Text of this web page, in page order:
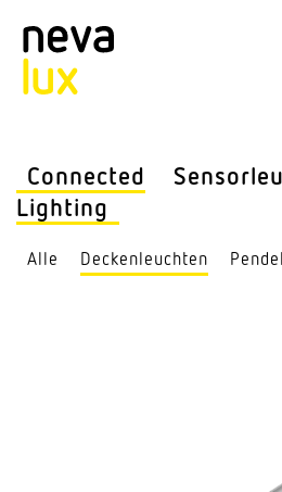
Connected
Lighting
Alle Decken­leuchten